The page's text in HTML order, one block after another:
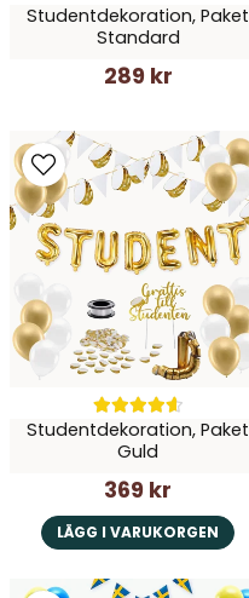
Studentdekoration, Paket
Standard
289 kr
Studentdekoration, Paket
Guld
369 kr
LÄGG I VARUKORGEN